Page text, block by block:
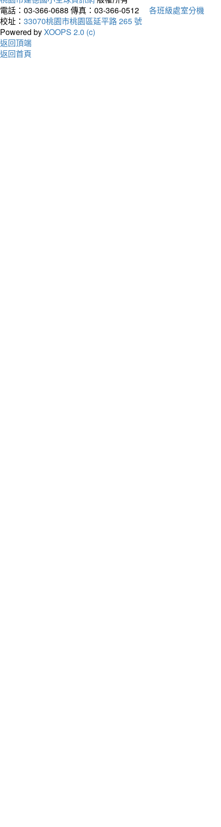
電話：03-366-0688 傳真：03-366-0512
各班級處室分機
校址： 33070桃園市桃園區延平路 265 號
Powered byXOOPS 2.0 (c)
返回頂端
返回首頁